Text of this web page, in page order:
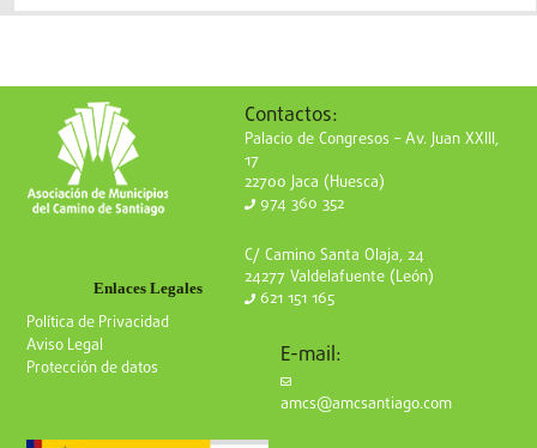
Enlaces Legales
Política de Privacidad
Aviso Legal
Protección de datos
Contactos:
Palacio de Congresos – Av. Juan XXIII,
17
22700 Jaca (Huesca)
974 360 352
C/ Camino Santa Olaja, 24
24277 Valdelafuente (León)
621 151 165
E-mail:
amcs@amcsantiago.com